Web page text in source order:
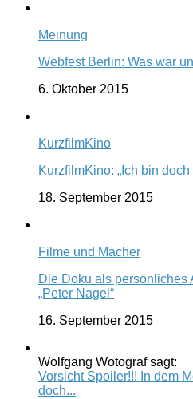
Meinung
Webfest Berlin: Was war
6. Oktober 2015
KurzfilmKino
KurzfilmKino: „Ich bin
18. September 2015
Filme und Macher
Die Doku als persönliches
„Peter Nagel“
16. September 2015
Wolfgang Wotograf sagt:
Vorsicht Spoiler!!! In dem
doch...